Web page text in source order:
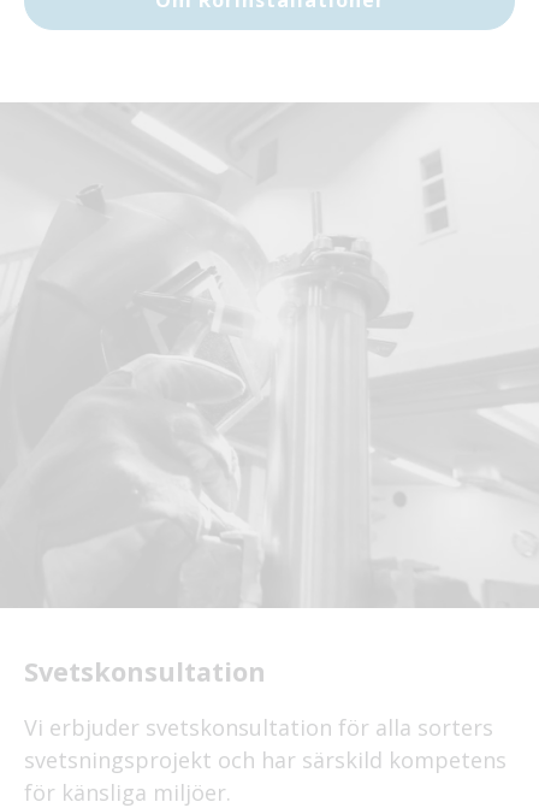
Svetskonsultation
Vi erbjuder svetskonsultation för alla sorters
svetsningsprojekt och har särskild kompetens
för känsliga miljöer.